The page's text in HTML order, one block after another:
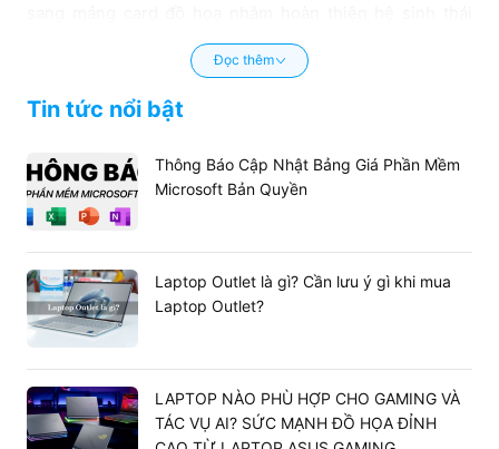
1.1. Lịch sử phát triển của thương hiệu
JGINYUE tại nội địa
Đọc thêm
Tin tức nổi bật
Thông Báo Cập Nhật Bảng Giá Phần Mềm
Microsoft Bản Quyền
Laptop Outlet là gì? Cần lưu ý gì khi mua
Laptop Outlet?
LAPTOP NÀO PHÙ HỢP CHO GAMING VÀ
TÁC VỤ AI? SỨC MẠNH ĐỒ HỌA ĐỈNH